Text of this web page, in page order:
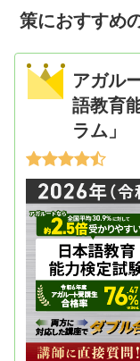
策におすすめ
アガル
語教育
ラム」